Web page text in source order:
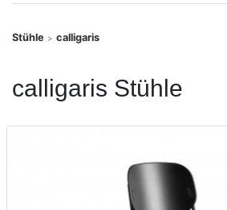
Stühle > calligaris
calligaris Stühle
SALE
Möbel-